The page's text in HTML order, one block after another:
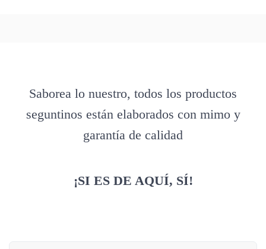
Saborea lo nuestro, todos los productos
seguntinos están elaborados con mimo y
garantía de calidad
¡SI ES DE AQUÍ, SÍ!